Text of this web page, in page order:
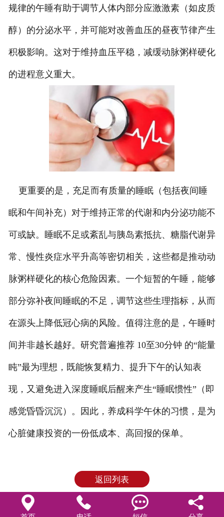
规律的午睡有助于调节人体内部分应激激素（如皮质
醇）的分泌水平，并可能对改善血压的昼夜节律产生
积极影响。这对于维持血压平稳，减缓动脉粥样硬化
的进程意义重大。
更重要的是，充足而有质量的睡眠（包括夜间睡
眠和午间补充）对于维持正常的代谢和内分泌功能不
可或缺。睡眠不足或紊乱与胰岛素抵抗、糖脂代谢异
常、慢性炎症水平升高等密切相关，这些都是推动动
脉粥样硬化的核心危险因素。一个短暂的午睡，能够
部分弥补夜间睡眠的不足，调节这些生理指标，从而
在源头上降低冠心病的风险。值得注意的是，午睡时
间并非越长越好。研究普遍推荐 10至30分钟 的“能量
盹”最为理想，既能恢复精力、提升下午的认知表
现，又避免进入深度睡眠后醒来产生“睡眠惯性”（即
感觉昏昏沉沉）。因此，养成科学午休的习惯，是为
心脏健康投资的一份低成本、高回报的保单。
返回列表
   